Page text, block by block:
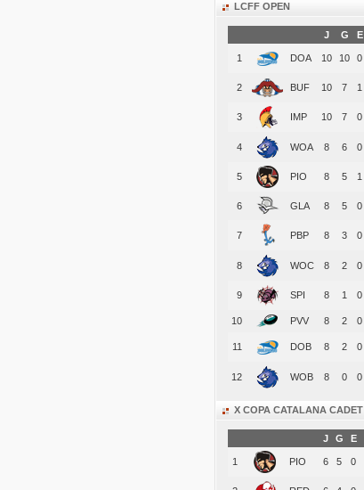
LCFF OPEN
J G E
1 DOA 10 10 0
2 BUF 10 7 1
3 IMP 10 7 0
4 WOA 8 6 0
5 PIO 8 5 1
6 GLA 8 5 0
7 PBP 8 3 0
8 WOC 8 2 0
9 SPI 8 1 0
10 PVV 8 2 0
11 DOB 8 2 0
12 WOB 8 0 0
X COPA CATALANA CADET
J G E
1 PIO 6 5 0